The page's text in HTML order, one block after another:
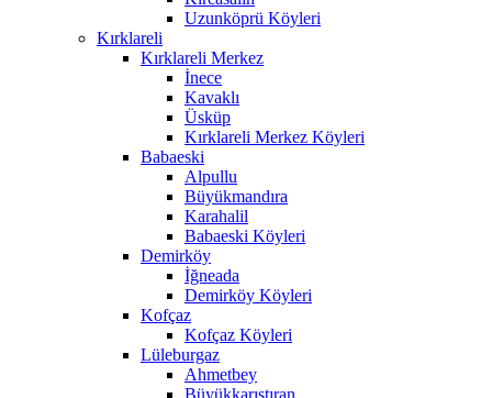
Uzunköprü Köyleri
Kırklareli
Kırklareli Merkez
İnece
Kavaklı
Üsküp
Kırklareli Merkez Köyleri
Babaeski
Alpullu
Büyükmandıra
Karahalil
Babaeski Köyleri
Demirköy
İğneada
Demirköy Köyleri
Kofçaz
Kofçaz Köyleri
Lüleburgaz
Ahmetbey
Büyükkarıştıran